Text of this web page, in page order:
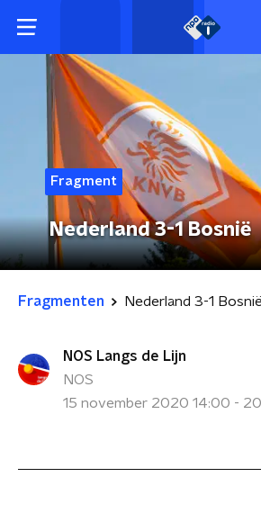
Fragment
Nederland 3-1 Bosnië
Fragmenten Nederland 3-1
NOS Langs de Lijn
NOS
15 november 2020 14:00 -